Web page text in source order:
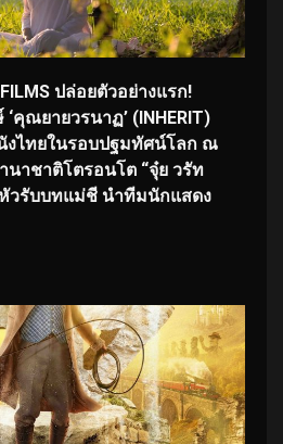
ปล่อยตัวอย่างแรก!
คุณยายวรนาฏ’ (INHERIT)
งไทยในรอบปฐมทัศน์โลก ณ
นาชาติโตรอนโต “จุ๋ย วรัท
วรับบทแม่ชี นำทีมนักแสดง